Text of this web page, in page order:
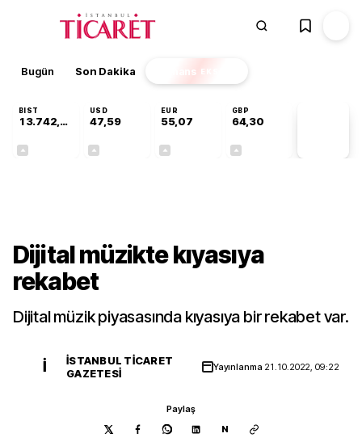
Bugün Son Dakika Finans EKSTRA
BIST
13.742,64
USD
47,59
EUR
55,07
GBP
64,30
Dijital müzikte kıyasıya
rekabet
Dijital müzik piyasasında kıyasıya bir rekabet var.
İ
İSTANBUL TICARET
GAZETESI
Yayınlanma 21.10.2022, 09:22
Paylaş
N